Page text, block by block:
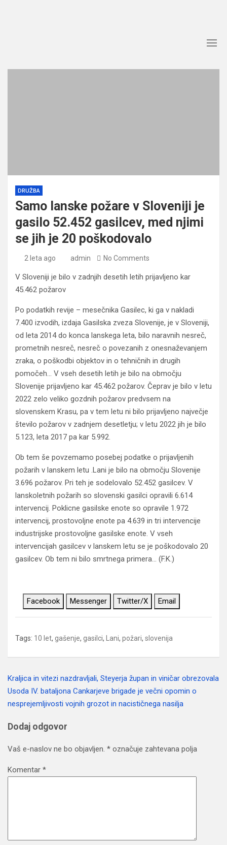
DRUŽBA
Samo lanske požare v Sloveniji je
gasilo 52.452 gasilcev, med njimi
se jih je 20 poškodovalo
2 leta ago admin No Comments
V Sloveniji je bilo v zadnjih desetih letih prijavljeno kar
45.462 požarov
Po podatkih revije – mesečnika Gasilec, ki ga v nakladi
7.400 izvodih, izdaja Gasilska zveza Slovenije, je v Sloveniji,
od leta 2014 do konca lanskega leta, bilo naravnih nesreč,
prometnih nesreč, nesreč o povezanih z onesnaževanjem
zraka, o poškodbi objektov in o tehničnih in drugih
pomočeh… V vseh desetih letih je bilo na območju
Slovenije prijavljeno kar 45.462 požarov. Čeprav je bilo v letu
2022 zelo veliko gozdnih požarov predvsem na
slovenskem Krasu, pa v tem letu ni bilo prijavljeno največje
število požarov v zadnjem desetletju; v letu 2022 jih je bilo
5.123, leta 2017 pa kar 5.992.
Ob tem še povzemamo posebej podatke o prijavljenih
požarih v lanskem letu .Lani je bilo na območju Slovenije
3.696 požarov. Pri teh je sodelovalo 52.452 gasilcev. V
lanskoletnih požarih so slovenski gasilci opravili 6.614
intervencij. Poklicne gasilske enote so opravile 1.972
intervencij, prostovoljne enote pa 4.639 in tri intervencije
industrijske prostovoljne gasilske enote. V vseh
intervencijah gasilcev v lanskem letu se je poškodovalo 20
gasilcev. Ob tem ni bilo smrtnega primera… (F.K.)
Facebook Messenger Twitter/X Email
Tags: 10 let, gašenje, gasilci, Lani, požari, slovenija
Navigacija
prispevka
Kraljica in vitezi nazdravljali, Steyerja župan in viničar obrezovala
Usoda IV. bataljona Cankarjeve brigade je večni opomin o
nesprejemljivosti vojnih grozot in nacističnega nasilja
Dodaj odgovor
Vaš e-naslov ne bo objavljen. * označuje zahtevana polja
Komentar *